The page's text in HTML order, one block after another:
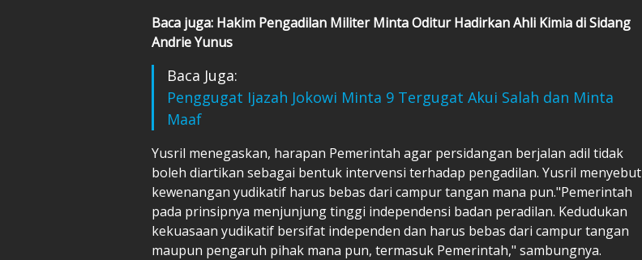
Baca juga: Hakim Pengadilan Militer Minta Oditur Hadirkan Ahli Kimia di Sidang
Andrie Yunus
Baca Juga:
Penggugat Ijazah Jokowi Minta 9 Tergugat Akui Salah dan Minta
Maaf
Yusril menegaskan, harapan Pemerintah agar persidangan berjalan adil tidak
boleh diartikan sebagai bentuk intervensi terhadap pengadilan. Yusril menyebut
kewenangan yudikatif harus bebas dari campur tangan mana pun."Pemerintah
pada prinsipnya menjunjung tinggi independensi badan peradilan. Kedudukan
kekuasaan yudikatif bersifat independen dan harus bebas dari campur tangan
maupun pengaruh pihak mana pun, termasuk Pemerintah," sambungnya.